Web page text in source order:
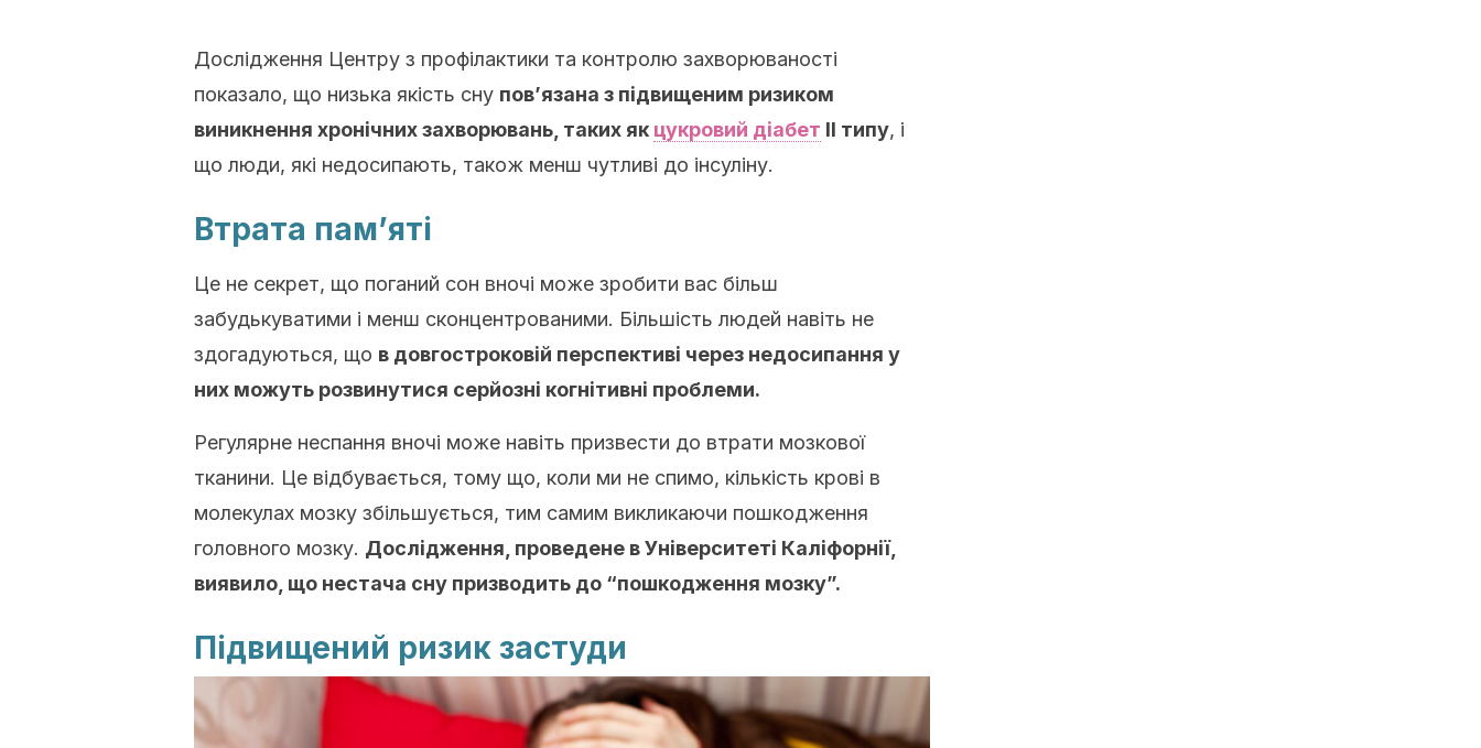
Дослідження Центру з профілактики та контролю захворюваності
показало, що низька якість сну пов’язана з підвищеним ризиком
виникнення хронічних захворювань, таких як цукровий діабет II типу, і
що люди, які недосипають, також менш чутливі до інсуліну.
Втрата пам’яті
Це не секрет, що поганий сон вночі може зробити вас більш
забудькуватими і менш сконцентрованими. Більшість людей навіть не
здогадуються, що в довгостроковій перспективі через недосипання у
них можуть розвинутися серйозні когнітивні проблеми.
Регулярне неспання вночі може навіть призвести до втрати мозкової
тканини. Це відбувається, тому що, коли ми не спимо, кількість крові в
молекулах мозку збільшується, тим самим викликаючи пошкодження
головного мозку. Дослідження, проведене в Університеті Каліфорнії,
виявило, що нестача сну призводить до “пошкодження мозку”.
Підвищений ризик застуди